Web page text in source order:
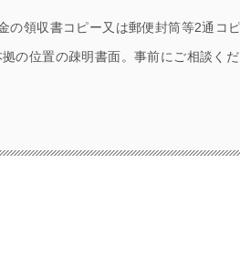
の領収書コピー又は郵便封筒等2通コ
の位置の疎明書面。事前にご相談くだ